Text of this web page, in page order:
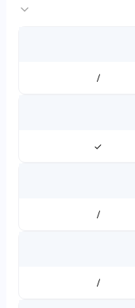
/
✓
/
/